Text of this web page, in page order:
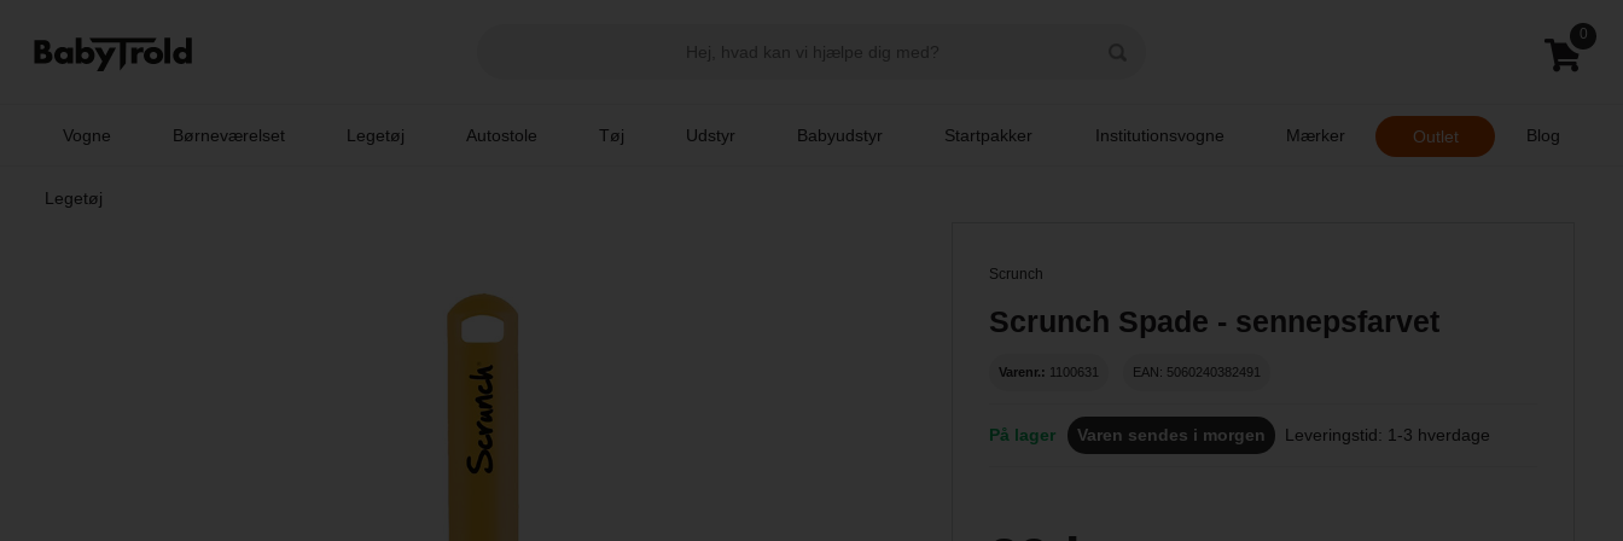
0
Vogne Børneværelset Legetøj Autostole Tøj Udstyr Babyudstyr Startpakker Institutionsvogne Mærker Outlet Blog
Legetøj
Scrunch
Scrunch Spade - sennepsfarvet
Varenr.: 1100631 EAN: 5060240382491
På lager Varen sendes i morgen Leveringstid: 1-3 hverdage